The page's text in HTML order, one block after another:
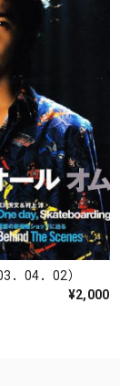
．04．02）
¥2,000